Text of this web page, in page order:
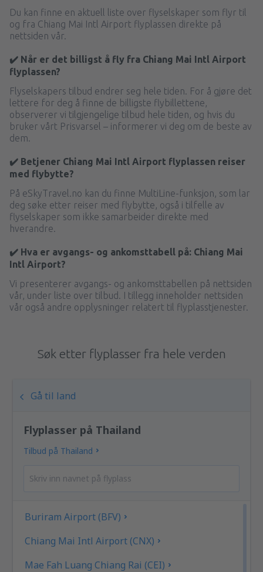
Du kan finne en aktuell liste over flyselskaper som flyr til
og fra Chiang Mai Intl Airport flyplassen direkte på
nettsiden vår.
✔️ Når er det billigst å fly fra Chiang Mai Intl Airport
flyplassen?
Flyselskapers tilbud endrer seg hele tiden. For å gjøre det
lettere for deg å finne de billigste flybillettene,
observerer vi tilgjengelige tilbud hele tiden, og hvis du
bruker vårt Prisvarsel – informerer vi deg om de beste av
dem.
✔️ Betjener Chiang Mai Intl Airport flyplassen reiser
med flybytte?
På eSkyTravel.no kan du finne MultiLine-funksjon, som lar
deg søke etter reiser med flybytte, også i tilfelle av
flyselskaper som ikke samarbeider direkte med
hverandre.
✔️ Hva er avgangs- og ankomsttabell på: Chiang Mai
Intl Airport?
Vi presenterer avgangs- og ankomsttabellen på nettsiden
vår, under liste over tilbud. I tillegg inneholder nettsiden
vår også andre opplysninger relatert til flyplasstjenester.
Søk etter flyplasser fra hele verden
Gå til land
Flyplasser på Thailand
Tilbud på Thailand
Buriram Airport (BFV)
Chiang Mai Intl Airport (CNX)
Mae Fah Luang Chiang Rai (CEI)